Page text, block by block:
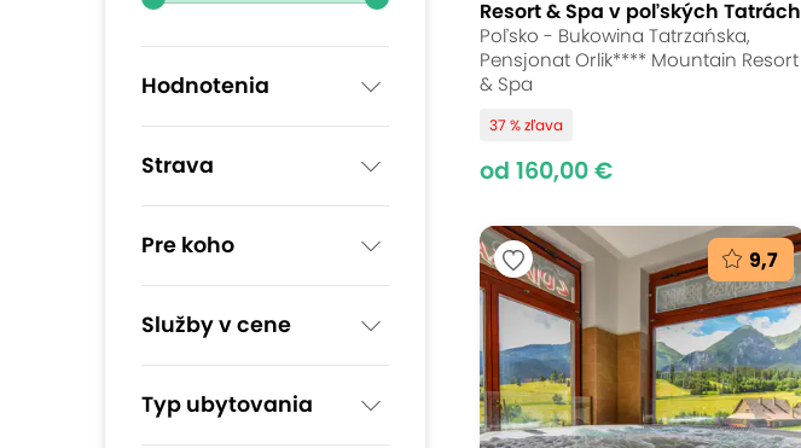
Hodnotenia
Strava
Pre koho
Služby v cene
Typ ubytovania
Resort & Spa v poľských Tatrách
Poľsko - Bukowina Tatrzańska,
Pensjonat Orlik**** Mountain Resort
& Spa
37 % zľava
od 160,00 €
9,7